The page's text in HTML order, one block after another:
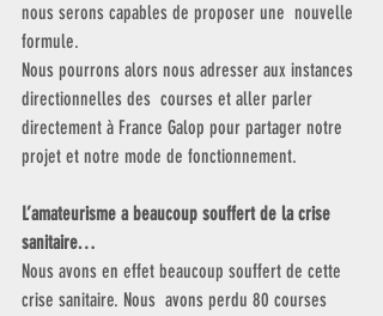
nous serons capables de proposer une  nouvelle
formule.
Nous pourrons alors nous adresser aux instances
directionnelles des  courses et aller parler
directement à France Galop pour partager notre
projet et notre mode de fonctionnement.
L’amateurisme a beaucoup souffert de la crise
sanitaire…
Nous avons en effet beaucoup souffert de cette
crise sanitaire. Nous  avons perdu 80 courses